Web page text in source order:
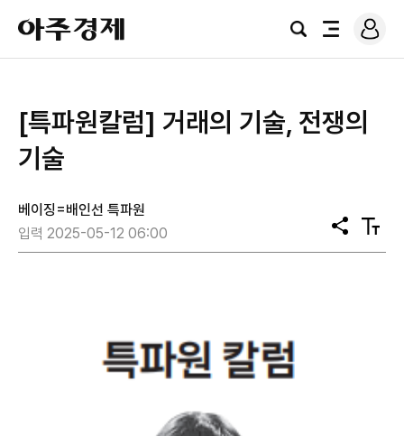
아
주
경
검
전
로
그
[특파원칼럼] 거래의 기술, 전쟁의
기술
베이징=배인선 특파원
입력 2025-05-12 06:00
공
유
텍
스